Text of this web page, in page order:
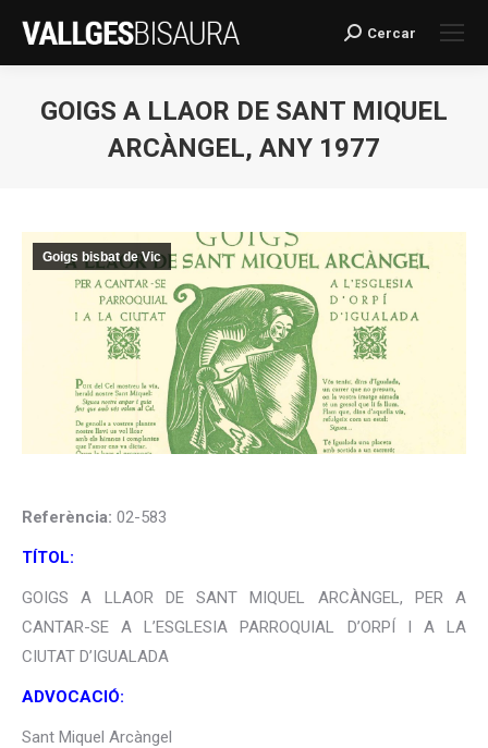
Search:
Cercar
GOIGS A LLAOR DE SANT MIQUEL
ARCÀNGEL, ANY 1977
Goigs bisbat de Vic
Referència: 02-583
TÍTOL:
GOIGS A LLAOR DE SANT MIQUEL ARCÀNGEL, PER A
CANTAR-SE A L’ESGLESIA PARROQUIAL D’ORPÍ I A LA
CIUTAT D’IGUALADA
ADVOCACIÓ:
Sant Miquel Arcàngel